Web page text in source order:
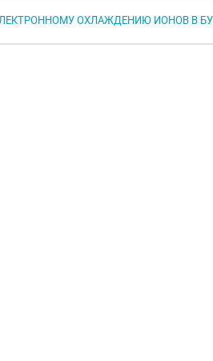
ОХЛАЖДЕНИЮ ИОНОВ В